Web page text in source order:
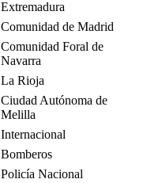
Extremadura
Comunidad de Madrid
Comunidad Foral de
Navarra
La Rioja
Ciudad Autónoma de
Melilla
Internacional
Bomberos
Policía Nacional